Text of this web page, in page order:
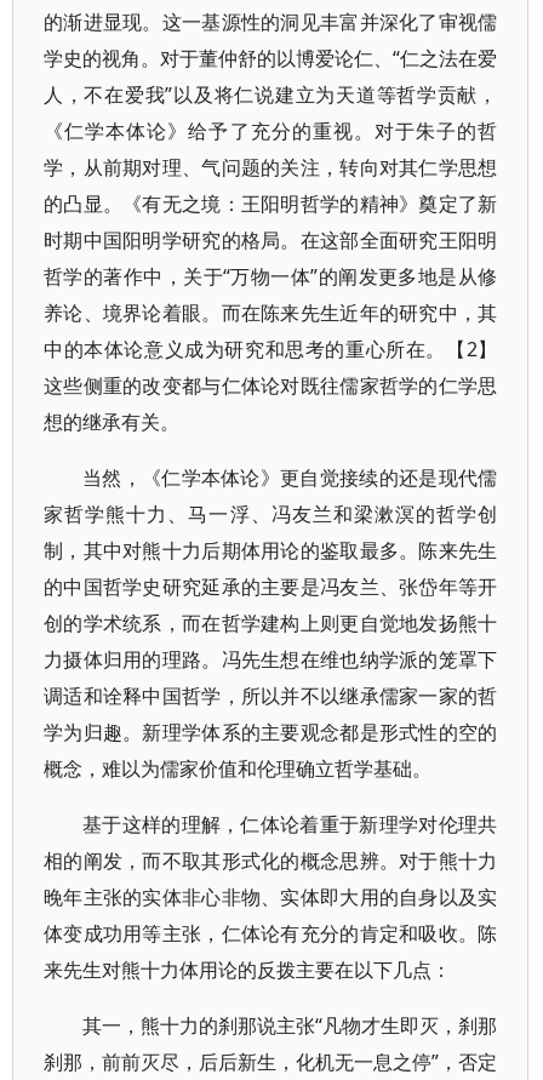
的渐进显现。这一基源性的洞见丰富并深化了审视儒
学史的视角。对于董仲舒的以博爱论仁、“仁之法在爱
人，不在爱我”以及将仁说建立为天道等哲学贡献，
《仁学本体论》给予了充分的重视。对于朱子的哲
学，从前期对理、气问题的关注，转向对其仁学思想
的凸显。《有无之境：王阳明哲学的精神》奠定了新
时期中国阳明学研究的格局。在这部全面研究王阳明
哲学的著作中，关于“万物一体”的阐发更多地是从修
养论、境界论着眼。而在陈来先生近年的研究中，其
中的本体论意义成为研究和思考的重心所在。【2】
这些侧重的改变都与仁体论对既往儒家哲学的仁学思
想的继承有关。
当然，《仁学本体论》更自觉接续的还是现代儒
家哲学熊十力、马一浮、冯友兰和梁漱溟的哲学创
制，其中对熊十力后期体用论的鉴取最多。陈来先生
的中国哲学史研究延承的主要是冯友兰、张岱年等开
创的学术统系，而在哲学建构上则更自觉地发扬熊十
力摄体归用的理路。冯先生想在维也纳学派的笼罩下
调适和诠释中国哲学，所以并不以继承儒家一家的哲
学为归趣。新理学体系的主要观念都是形式性的空的
概念，难以为儒家价值和伦理确立哲学基础。
基于这样的理解，仁体论着重于新理学对伦理共
相的阐发，而不取其形式化的概念思辨。对于熊十力
晚年主张的实体非心非物、实体即大用的自身以及实
体变成功用等主张，仁体论有充分的肯定和吸收。陈
来先生对熊十力体用论的反拨主要在以下几点：
其一，熊十力的刹那说主张“凡物才生即灭，刹那
刹那，前前灭尽，后后新生，化机无一息之停”，否定